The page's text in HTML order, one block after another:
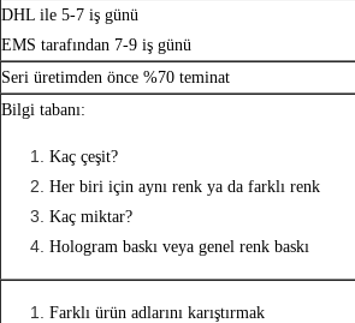
DHL ile 5-7 iş günü
EMS tarafından 7-9 iş günü
Seri üretimden önce %70 teminat
Bilgi tabanı:
Kaç çeşit?
Her biri için aynı renk ya da farklı renk
Kaç miktar?
Hologram baskı veya genel renk baskı
Farklı ürün adlarını karıştırmak